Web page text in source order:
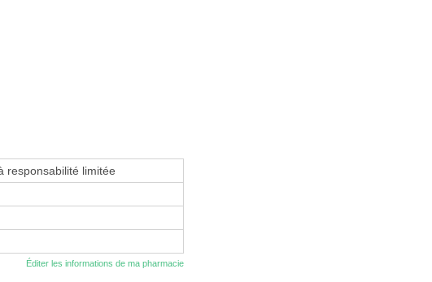
responsabilité limitée
Éditer les informations de ma pharmacie